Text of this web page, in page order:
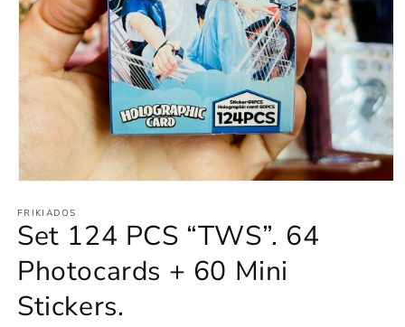
multimedia
1
en
ventana
modal
FRIKIADOS
Set 124 PCS “TWS”. 64
Photocards + 60 Mini
Stickers.